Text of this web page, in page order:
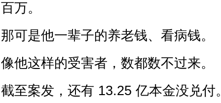
百万。
那可是他一辈子的养老钱、看病钱。
像他这样的受害者，数都数不过来。
截至案发，还有 13.25 亿本金没兑付